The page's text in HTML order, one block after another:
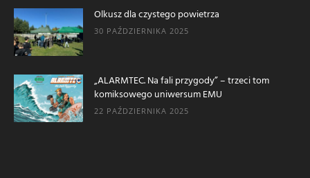
Olkusz dla czystego powietrza
30 PAŹDZIERNIKA 2025
„ALARMTEC. Na fali przygody” – trzeci tom
komiksowego uniwersum EMU
22 PAŹDZIERNIKA 2025